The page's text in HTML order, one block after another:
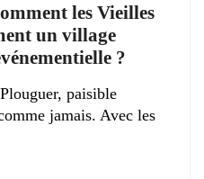
les Vieilles
un village
?
paisible
jamais. Avec les